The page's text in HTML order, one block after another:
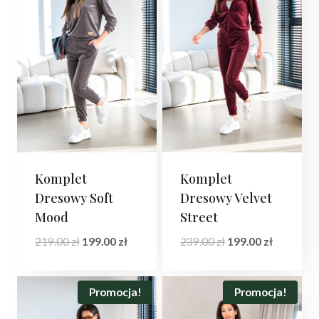
Komplet
Dresowy Soft
Mood
219.00zł Pierwotna
wynosiła:
219.00 zł.
199.00 złAktualna
wynosi:
199.00 zł.
Komplet
Dresowy Velvet
Street
239.00zł Pierwotna
wynosiła:
239.00 zł.
199.00 złAktualna
wynosi:
199.00 zł.
Promocja! Promocja!